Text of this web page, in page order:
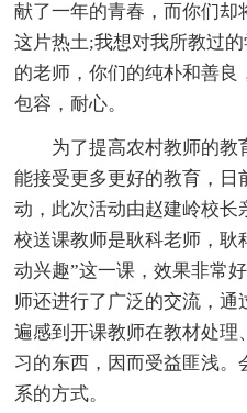
献了一年的青春，而你们却
这片热土;我想对我所教过
的老师，你们的纯朴和善良
包容，耐心。
为了提高农村教师的教
能接受更多更好的教育，
动，此次活动由赵建岭校
校送课教师是耿科老师，耿
动兴趣”这一课，效果非常
师还进行了广泛的交流，
遍感到开课教师在教材处理
习的东西，因而受益匪浅。
系的方式。